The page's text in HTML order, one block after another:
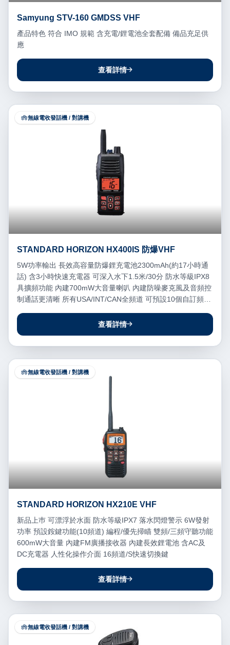
Samyung STV-160 GMDSS VHF
產品特色 符合 IMO 規範 含充電/鋰電池全套配備 備品充足供
應
查看詳情
無線電收發話機 / 對講機
STANDARD HORIZON HX400IS 防爆VHF
5W功率輸出 長效高容量防爆鋰充電池2300mAh(約17小時通
話) 含3小時快速充電器 可深入水下1.5米/30分 防水等級IPX8
具擴頻功能 內建700mW大音量喇叭 內建防噪麥克風及音頻控
制通話更清晰 所有USA/INT/CAN全頻道 可預設10個自訂頻道
查看詳情
無線電收發話機 / 對講機
STANDARD HORIZON HX210E VHF
新品上巿 可漂浮於水面 防水等級IPX7 落水閃燈警示 6W發射
功率 預設銨鍵功能(10頻道) 編程/優先掃瞄 雙頻/三頻守聽功能
600mW大音量 內建FM廣播接收器 內建長效鋰電池 含AC及
DC充電器 人性化操作介面 16頻道/S快速切換鍵
查看詳情
無線電收發話機 / 對講機